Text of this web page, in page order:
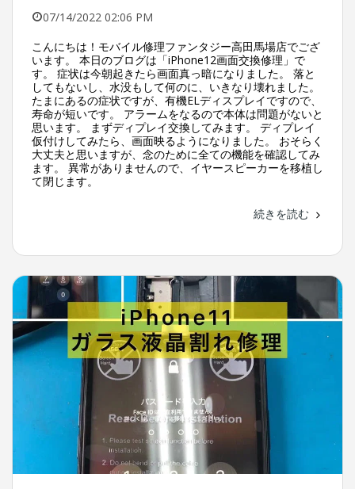
07/14/2022 02:06 PM
こんにちは！モバイル修理ファンタジー高田馬場店でござ
います。 本日のブログは「iPhone12画面交換修理」で
す。 症状は今朝起きたら画面真っ暗になりました。 落と
してもないし、水没もして何のに、いきなり壊れました。
たまにあるの症状ですが、有機ELディスプレイですので、
寿命が短いです。 アラームをなるので本体は問題がないと
思います。 まずディプレイ交換してみます。 ディプレイ
仮付けしてみたら、画面映るようになりました。 おそらく
大丈夫と思いますが、念のために全ての機能を確認してみ
ます。 異常がありませんので、イヤースピーカーを移植し
て閉じます。
続きを読む